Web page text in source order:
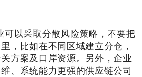
以采取分散风险策略，不要把
，比如在不同区域建立分仓，
方案及口岸资源。另外，企业
、系统能力更强的供应链公司